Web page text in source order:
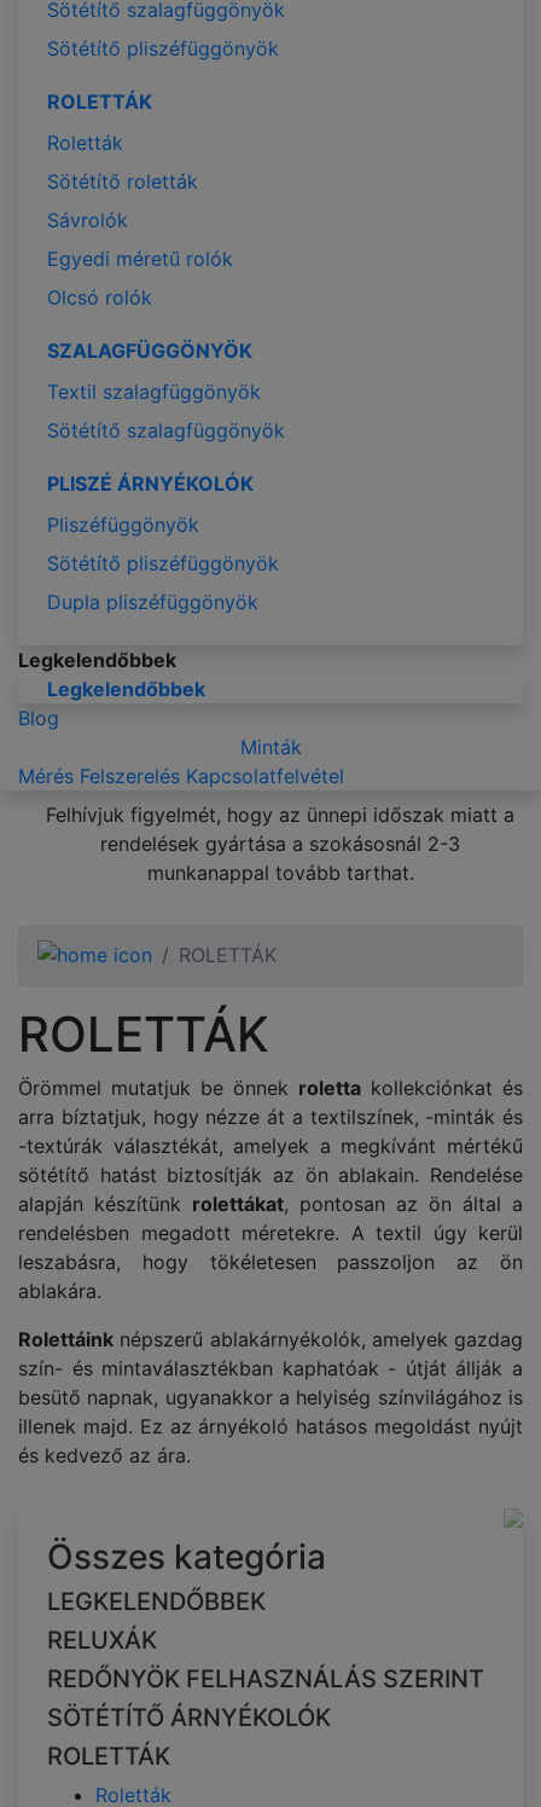
Sötétítő szalagfüggönyök
Sötétítő pliszéfüggönyök
ROLETTÁK
Roletták
Sötétítő roletták
Sávrolók
Egyedi méretű rolók
Olcsó rolók
SZALAGFÜGGÖNYÖK
Textil szalagfüggönyök
Sötétítő szalagfüggönyök
PLISZÉ ÁRNYÉKOLÓK
Pliszéfüggönyök
Sötétítő pliszéfüggönyök
Dupla pliszéfüggönyök
Legkelendőbbek
Legkelendőbbek
Blog
Minták
Mérés Felszerelés Kapcsolatfelvétel
Felhívjuk figyelmét, hogy az ünnepi időszak miatt a
rendelések gyártása a szokásosnál 2-3
munkanappal tovább tarthat.
ROLETTÁK
ROLETTÁK
Örömmel mutatjuk be önnek roletta kollekciónkat és
arra bíztatjuk, hogy nézze át a textilszínek, -minták és
-textúrák választékát, amelyek a megkívánt mértékű
sötétítő hatást biztosítják az ön ablakain. Rendelése
alapján készítünk rolettákat, pontosan az ön által a
rendelésben megadott méretekre. A textil úgy kerül
leszabásra, hogy tökéletesen passzoljon az ön
ablakára.
Rolettáink népszerű ablakárnyékolók, amelyek gazdag
szín- és mintaválasztékban kaphatóak - útját állják a
besütő napnak, ugyanakkor a helyiség színvilágához is
illenek majd. Ez az árnyékoló hatásos megoldást nyújt
és kedvező az ára.
Összes kategória
LEGKELENDŐBBEK
RELUXÁK
REDŐNYÖK FELHASZNÁLÁS SZERINT
SÖTÉTÍTŐ ÁRNYÉKOLÓK
ROLETTÁK
Roletták